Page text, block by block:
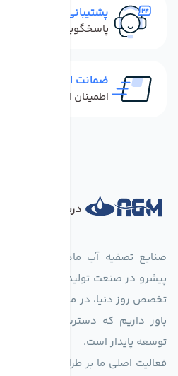
پشتیبانی سریع
پاسخگویی سریع به
ضمانت اصل بودن کالا
اطمینان از خرید کالای
درباره فروشگاه
پیشرو در صنعت تولید تجهیزات
تخصص روز دنیا، در مسیر تأمین آب
باور داریم که دسترسی به آب
توسعه پایدار است.
فعالیت اصلی ما بر طراحی و تولید